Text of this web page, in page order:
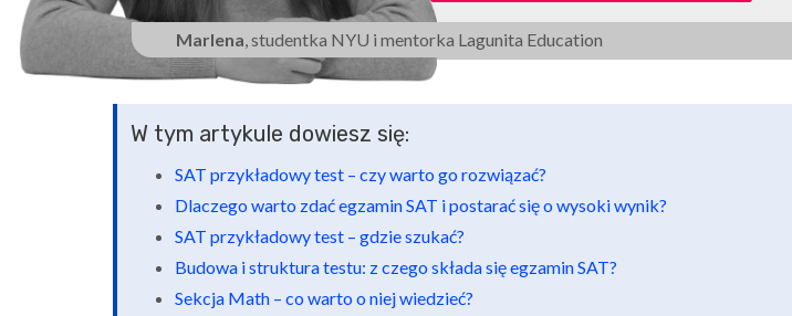
Marlena , studentka NYU i mentorka Lagunita Education
W tym artykule dowiesz się:
SAT przykładowy test – czy warto go rozwiązać?
Dlaczego warto zdać egzamin SAT i postarać się o wysoki wynik?
SAT przykładowy test – gdzie szukać?
Budowa i struktura testu: z czego składa się egzamin SAT?
Sekcja Math – co warto o niej wiedzieć?